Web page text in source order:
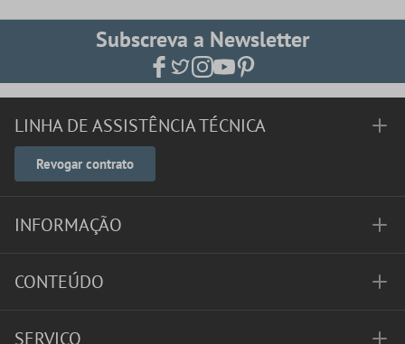
Subscreva a Newsletter
LINHA DE ASSISTÊNCIA TÉCNICA
Revogar contrato
INFORMAÇÃO
CONTEÚDO
SERVIÇO